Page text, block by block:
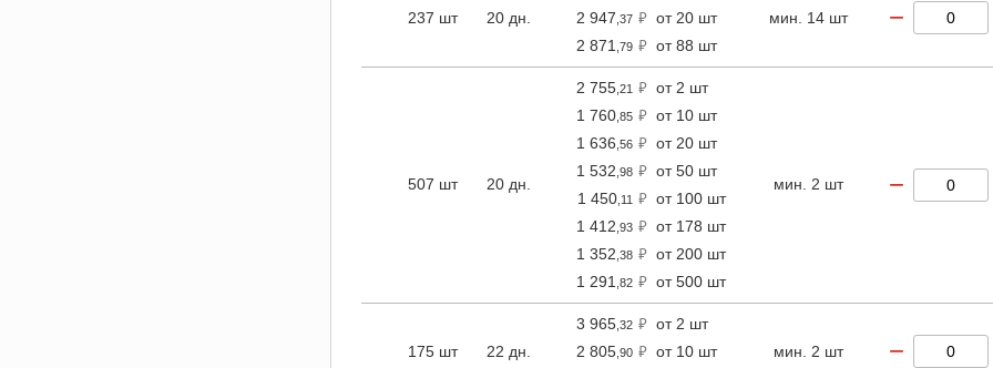
237 шт 20 дн.
2 947 ,37
от 20 шт
2 871 ,79 от 88 шт
мин. 14 шт −
507 шт 20 дн.
2 755 ,21
от 2 шт
1 760 ,85
от 10 шт
1 636 ,56
от 20 шт
1 532 ,98
от 50 шт
1 450 ,11
от 100 шт
1 412 ,93
от 178 шт
1 352 ,38
от 200 шт
1 291 ,82 от 500 шт
мин. 2 шт −
175 шт 22 дн.
3 965 ,32
от 2 шт
2 805 ,90
от 10 шт
мин. 2 шт −